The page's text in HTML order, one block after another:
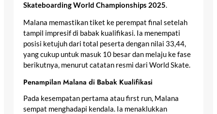
Skateboarding World Championships 2025.
Malana memastikan tiket ke perempat final setelah
tampil impresif di babak kualifikasi. Ia menempati
posisi ketujuh dari total peserta dengan nilai 33,44,
yang cukup untuk masuk 10 besar dan melaju ke fase
berikutnya, menurut catatan resmi dari World Skate.
Penampilan Malana di Babak Kualifikasi
Pada kesempatan pertama atau first run, Malana
sempat menghadapi kendala. Ia menaklukkan